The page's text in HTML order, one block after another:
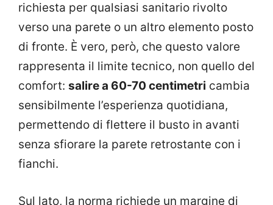
richiesta per qualsiasi sanitario rivolto
verso una parete o un altro elemento posto
di fronte. È vero, però, che questo valore
rappresenta il limite tecnico, non quello del
comfort: salire a 60-70 centimetri cambia
sensibilmente l’esperienza quotidiana,
permettendo di flettere il busto in avanti
senza sfiorare la parete retrostante con i
fianchi.
Sul lato, la norma richiede un margine di